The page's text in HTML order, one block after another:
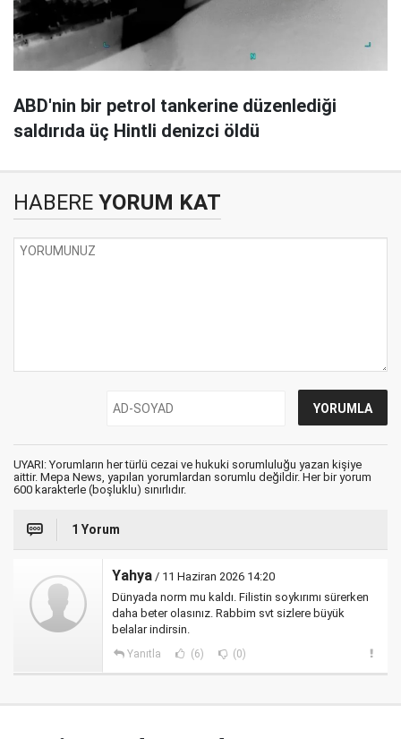
ABD'nin bir petrol tankerine düzenlediği
saldırıda üç Hintli denizci öldü
HABERE YORUM KAT
UYARI: Yorumların her türlü cezai ve hukuki sorumluluğu yazan kişiye
aittir. Mepa News, yapılan yorumlardan sorumlu değildir. Her bir yorum
600 karakterle (boşluklu) sınırlıdır.
1 Yorum
Yahya / 11 Haziran 2026 14:20
Dünyada norm mu kaldı. Filistin soykırımı sürerken
daha beter olasınız. Rabbim svt sizlere büyük
belalar indirsin.
Yanıtla (6) (0)